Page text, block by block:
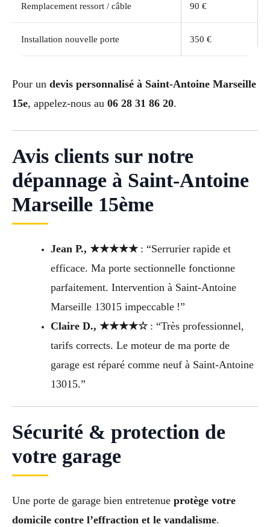
Remplacement ressort / câble 90 €
Installation nouvelle porte 350 €
Pour un devis personnalisé à Saint-Antoine Marseille
15e, appelez-nous au 06 28 31 86 20.
Avis clients sur notre
dépannage à Saint-Antoine
Marseille 15ème
Jean P., ★★★★★: “Serrurier rapide et
efficace. Ma porte sectionnelle fonctionne
parfaitement. Intervention à Saint-Antoine
Marseille 13015 impeccable !”
Claire D., ★★★★☆: “Très professionnel,
tarifs corrects. Le moteur de ma porte de
garage est réparé comme neuf à Saint-Antoine
13015.”
Sécurité & protection de
votre garage
Une porte de garage bien entretenue protège votre
domicile contre l’effraction et le vandalisme.